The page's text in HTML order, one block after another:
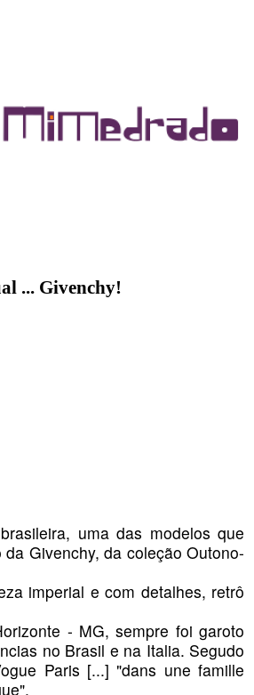
... Givenchy!
uma das modelos que
Givenchy, da coleção Outono-
imperial e com detalhes, retrô
- MG, sempre foi garoto
no Brasil e na Italia. Segudo
Paris [...] "dans une famille